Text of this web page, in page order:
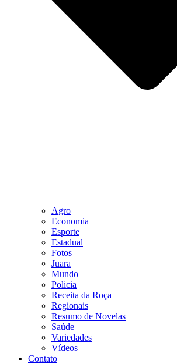
Agro
Economia
Esporte
Estadual
Fotos
Juara
Mundo
Policia
Receita da Roça
Regionais
Resumo de Novelas
Saúde
Variedades
Vídeos
Contato